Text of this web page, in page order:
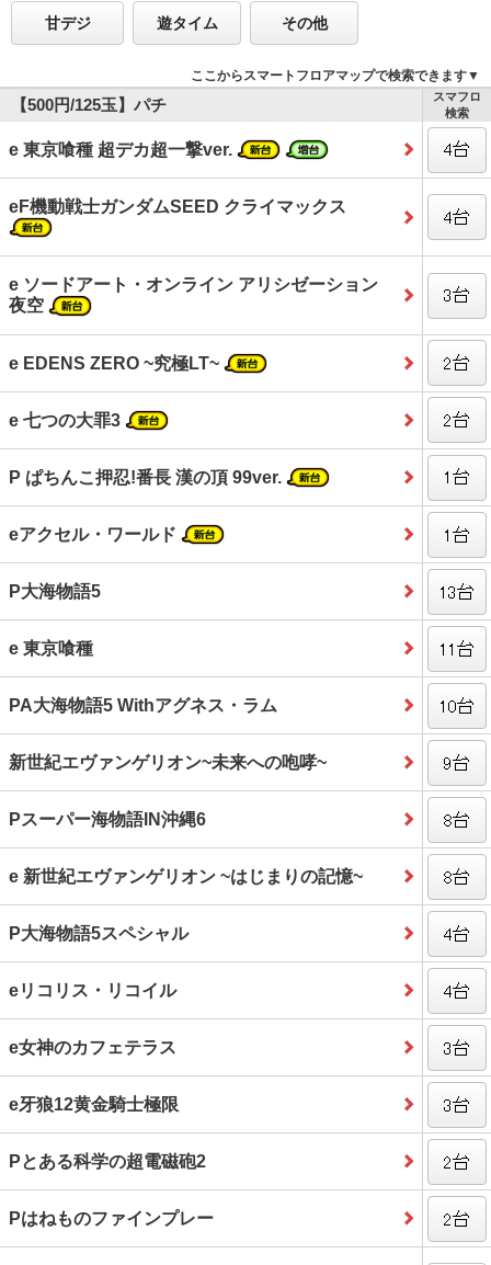
甘デジ 遊タイム その他
ここからスマートフロアマップで検索できます▼
【500円/125玉】パチ
スマフロ
検索
e 東京喰種 超デカ超一撃ver.
eF機動戦士ガンダムSEED クライマックス
e ソードアート・オンライン アリシゼーション
夜空
e EDENS ZERO ~究極LT~
e 七つの大罪3
P ぱちんこ押忍!番長 漢の頂 99ver.
eアクセル・ワールド
P大海物語5
e 東京喰種
PA大海物語5 Withアグネス・ラム
新世紀エヴァンゲリオン~未来への咆哮~
Pスーパー海物語IN沖縄6
e 新世紀エヴァンゲリオン ~はじまりの記憶~
P大海物語5スペシャル
eリコリス・リコイル
e女神のカフェテラス
e牙狼12黄金騎士極限
Pとある科学の超電磁砲2
Pはねものファインプレー